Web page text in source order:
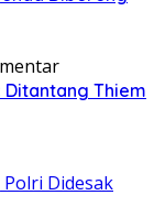
Thiem